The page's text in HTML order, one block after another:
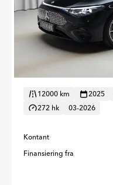
12000 km 2025
272 hk
03-2026
Kontant
Finansiering fra